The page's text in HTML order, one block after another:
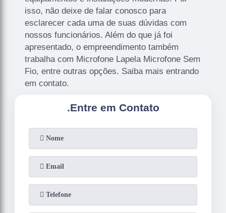
isso, não deixe de falar conosco para
esclarecer cada uma de suas dúvidas com
nossos funcionários. Além do que já foi
apresentado, o empreendimento também
trabalha com Microfone Lapela Microfone Sem
Fio, entre outras opções. Saiba mais entrando
em contato.
.Entre em Contato